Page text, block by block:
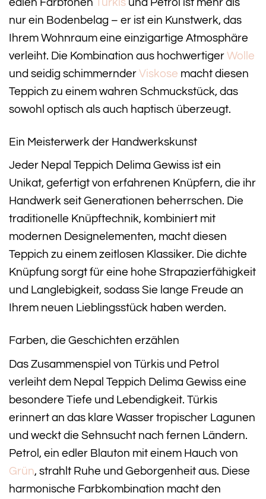
nur ein Bodenbelag – er ist ein Kunstwerk, das
Ihrem Wohnraum eine einzigartige Atmosphäre
verleiht. Die Kombination aus hochwertiger Wolle
und seidig schimmernder Viskose macht diesen
Teppich zu einem wahren Schmuckstück, das
sowohl optisch als auch haptisch überzeugt.
Ein Meisterwerk der Handwerkskunst
Jeder Nepal Teppich Delima Gewiss ist ein
Unikat, gefertigt von erfahrenen Knüpfern, die ihr
Handwerk seit Generationen beherrschen. Die
traditionelle Knüpftechnik, kombiniert mit
modernen Designelementen, macht diesen
Teppich zu einem zeitlosen Klassiker. Die dichte
Knüpfung sorgt für eine hohe Strapazierfähigkeit
und Langlebigkeit, sodass Sie lange Freude an
Ihrem neuen Lieblingsstück haben werden.
Farben, die Geschichten erzählen
Das Zusammenspiel von Türkis und Petrol
verleiht dem Nepal Teppich Delima Gewiss eine
besondere Tiefe und Lebendigkeit. Türkis
erinnert an das klare Wasser tropischer Lagunen
und weckt die Sehnsucht nach fernen Ländern.
Petrol, ein edler Blauton mit einem Hauch von
Grün, strahlt Ruhe und Geborgenheit aus. Diese
harmonische Farbkombination macht den